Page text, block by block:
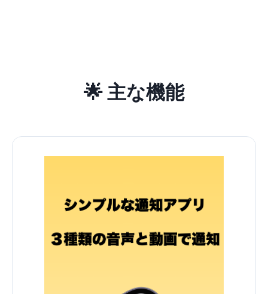
🌟 主な機能